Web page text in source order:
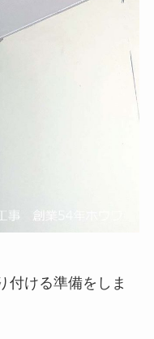
付ける準備をしま